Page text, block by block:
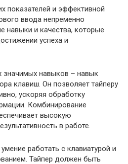
показателей и эффективной
ввода непременно
навыки и качества, которые
успеха и
навыков – навык
клавиш. Он позволяет тайперу
ускоряя обработку
Комбинирование
высокую
в работе.
работать с клавиатурой и
Тайпер должен быть